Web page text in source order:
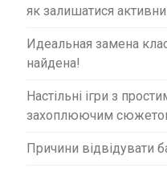
як залишатися
Идеальная замена
найдена!
Настільні ігри з
захоплюючим
Причини відвідувати